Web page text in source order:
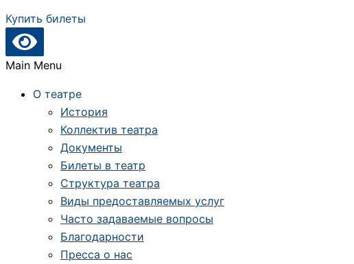
Купить билеты
Main Menu
О театре
История
Коллектив театра
Документы
Билеты в театр
Структура театра
Виды предоставляемых услуг
Часто задаваемые вопросы
Благодарности
Пресса о нас